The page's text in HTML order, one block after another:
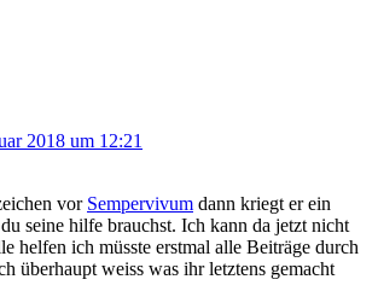
2018 um 12:21
vor Sempervivum dann kriegt er ein
seine hilfe brauchst. Ich kann da jetzt nicht
helfen ich müsste erstmal alle Beiträge durch
überhaupt weiss was ihr letztens gemacht